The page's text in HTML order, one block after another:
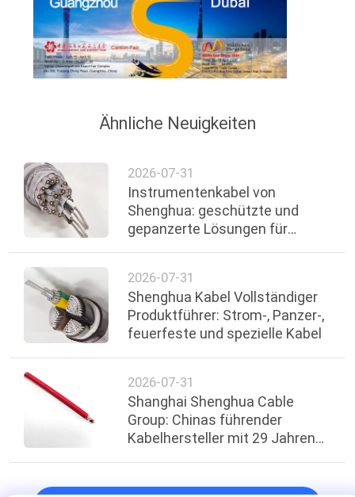
Ähnliche Neuigkeiten
2026-07-31
Instrumentenkabel von
Shenghua: geschützte und
gepanzerte Lösungen für
2026-07-31
Shenghua Kabel Vollständiger
Produktführer: Strom-, Panzer-,
feuerfeste und spezielle Kabel
2026-07-31
Shanghai Shenghua Cable
Group: Chinas führender
Kabelhersteller mit 29 Jahren